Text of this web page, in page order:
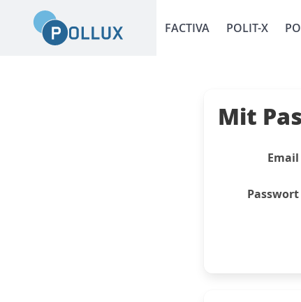
FACTIVA POLIT-X
Mit
Email
Passwort